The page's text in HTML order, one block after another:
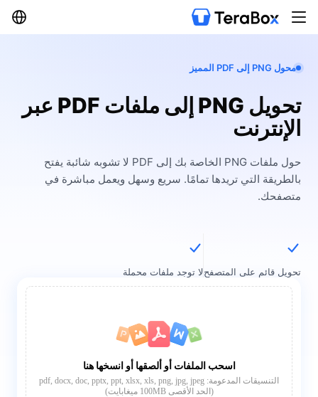
محول PNG إلى PDF المميز
تحويل PNG إلى ملفات PDF عبر
الإنترنت
حول ملفات PNG الخاصة بك إلى PDF لا تشوبه شائبة يفتح
بالطريقة التي تريدها تمامًا. سريع وسهل ويعمل مباشرة في
متصفحك.
تحويل قائم على المتصفحلا توجد ملفات محملة
اسحب الملفات أو ألصقها أو انسخها هنا
التنسيقات المدعومة: pdf, docx, doc, pptx, ppt, xlsx, xls, png, jpg, jpeg
(الحد الأقصى 100MB ميغابايت)